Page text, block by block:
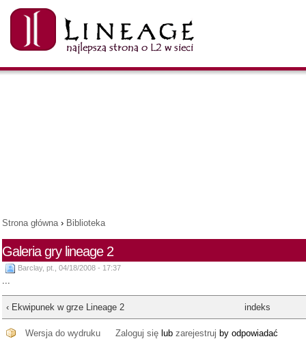
Strona główna › Biblioteka
Galeria gry lineage 2
Barclay, pt., 04/18/2008 - 17:37
‹ Ekwipunek w grze Lineage 2 indeks
Wersja do wydruku Zaloguj sięlub zarejestruj by odpowiadać